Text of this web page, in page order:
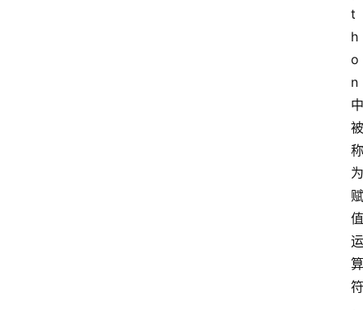
t
h
o
n
中
被
称
为
赋
值
运
算
符